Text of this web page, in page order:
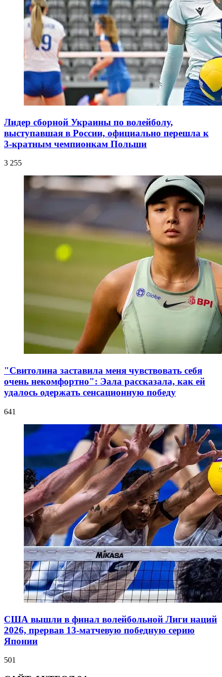
Лидер сборной Украины по волейболу,
выступавшая в России, официально перешла к
3-кратным чемпионкам Польши
3 255
"Свитолина заставила меня чувствовать себя
очень некомфортно": Эала рассказала, как ей
удалось одержать сенсационную победу
641
США вышли в финал волейбольной Лиги наций
2026, прервав 13-матчевую победную серию
Японии
501